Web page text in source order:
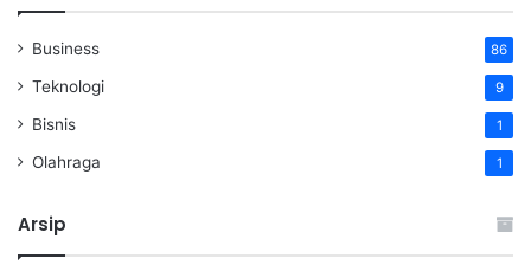
Business 86
Teknologi 9
Bisnis 1
Olahraga 1
Arsip